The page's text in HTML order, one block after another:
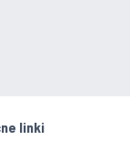
linki